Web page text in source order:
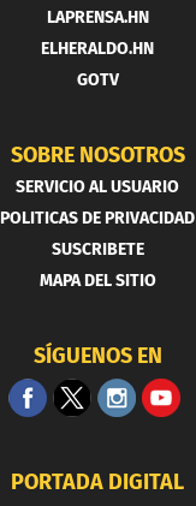
LAPRENSA.HN
ELHERALDO.HN
GOTV
SOBRE NOSOTROS
SERVICIO AL USUARIO
POLITICAS DE PRIVACIDAD
SUSCRIBETE
MAPA DEL SITIO
SÍGUENOS EN
PORTADA DIGITAL